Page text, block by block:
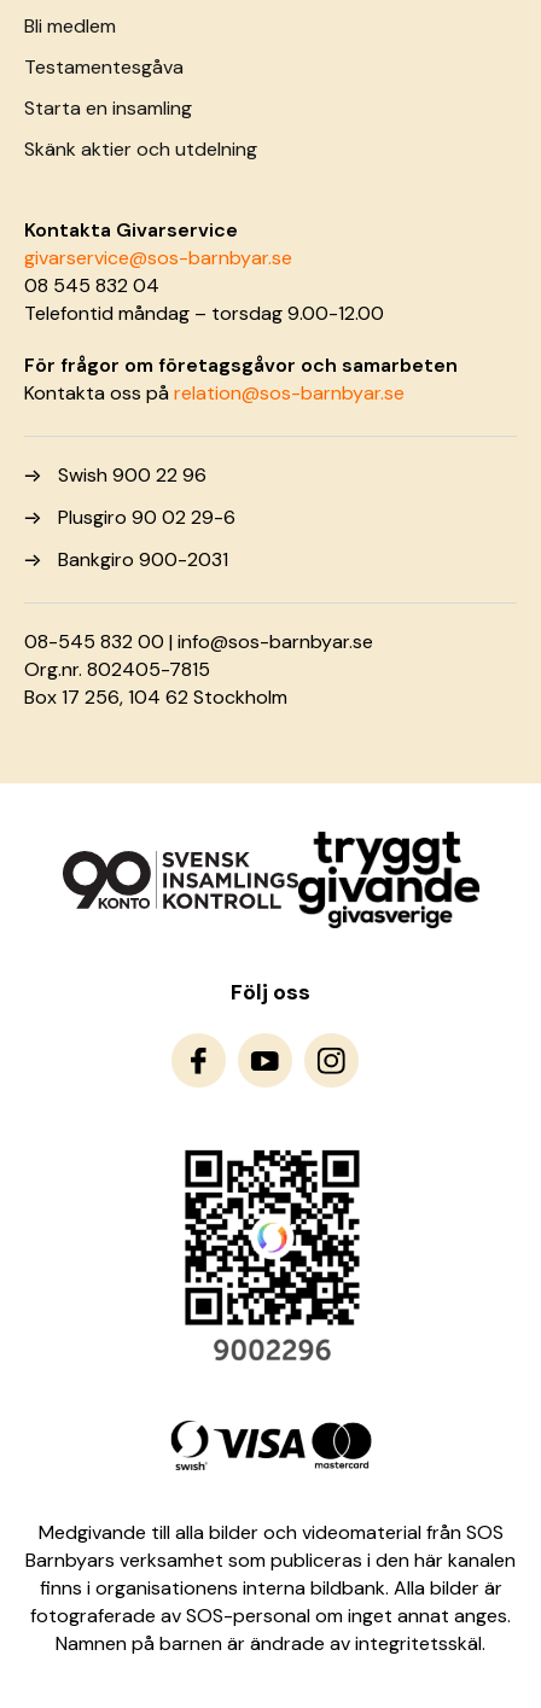
Bli medlem
Testamentesgåva
Starta en insamling
Skänk aktier och utdelning
Kontakta Givarservice
givarservice@sos-barnbyar.se
08 545 832 04
Telefontid måndag – torsdag 9.00-12.00
För frågor om företagsgåvor och samarbeten
Kontakta oss pårelation@sos-barnbyar.se
Swish 900 22 96
Plusgiro 90 02 29-6
Bankgiro 900-2031
08-545 832 00 |info@sos-barnbyar.se
Org.nr. 802405-7815
Box 17 256, 104 62 Stockholm
Följ oss
Medgivande till alla bilder och videomaterial från SOS
Barnbyars verksamhet som publiceras i den här kanalen
finns i organisationens interna bildbank. Alla bilder är
fotograferade av SOS-personal om inget annat anges.
Namnen på barnen är ändrade av integritetsskäl.